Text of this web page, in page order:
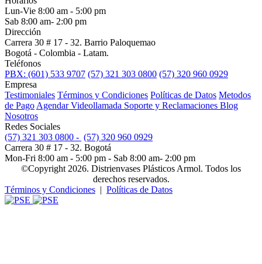
Lun-Vie 8:00 am - 5:00 pm
Sab 8:00 am- 2:00 pm
Dirección
Carrera 30 # 17 - 32. Barrio Paloquemao
Bogotá - Colombia - Latam.
Teléfonos
PBX: (601) 533 9707 (57) 321 303 0800 (57) 320 960 0929
Empresa
Testimoniales Términos y Condiciones Políticas de Datos Metodos
de Pago Agendar Videollamada Soporte y Reclamaciones Blog
Nosotros
Redes Sociales
(57) 321 303 0800 - (57) 320 960 0929
Carrera 30 # 17 - 32. Bogotá
Mon-Fri 8:00 am - 5:00 pm - Sab 8:00 am- 2:00 pm
©Copyright 2026. Distrienvases Plásticos Armol. Todos los
derechos reservados.
Términos y Condiciones | Políticas de Datos